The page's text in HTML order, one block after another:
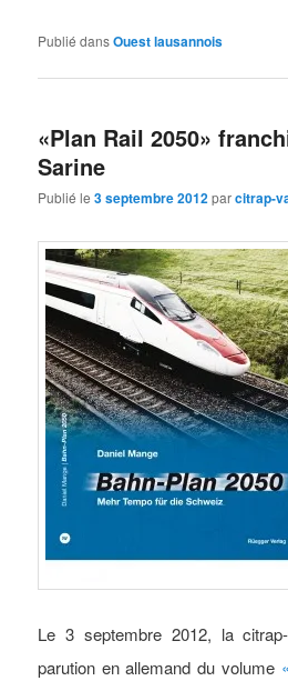
Publié dansOuest lausannois
«Plan Rail 2050»
Sarine
Publié le3 septembre 2012parcitrap-
Le 3 septembre 2012, la
parution en allemand du volume